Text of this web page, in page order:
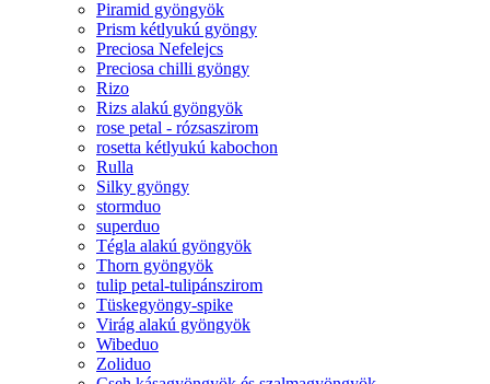
Piramid gyöngyök
Prism kétlyukú gyöngy
Preciosa Nefelejcs
Preciosa chilli gyöngy
Rizo
Rizs alakú gyöngyök
rose petal - rózsaszirom
rosetta kétlyukú kabochon
Rulla
Silky gyöngy
stormduo
superduo
Tégla alakú gyöngyök
Thorn gyöngyök
tulip petal-tulipánszirom
Tüskegyöngy-spike
Virág alakú gyöngyök
Wibeduo
Zoliduo